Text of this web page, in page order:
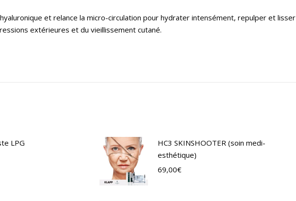
et relance la micro-circulation pour hydrater intensément, repulper et lisser
extérieures et du vieillissement cutané.
LPG
HC3 SKINSHOOTER (soin medi-
esthétique)
69,00€